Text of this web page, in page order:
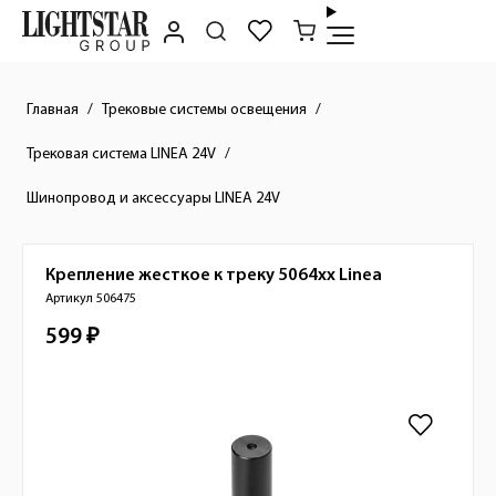
Главная Трековые системы освещения
Трековая система LINEA 24V
Шинопровод и аксессуары LINEA 24V
Краткое описание товара
Крепление жесткое к треку 5064хх Linea
Артикул 506475
Стоимость товара
599 ₽